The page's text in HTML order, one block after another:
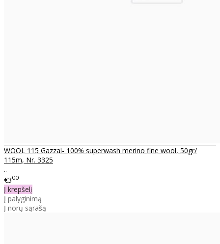
WOOL 115 Gazzal- 100% superwash merino fine wool, 50gr/
115m, Nr. 3325
..
€300
Į krepšelį
Į palyginimą
Į norų sąrašą